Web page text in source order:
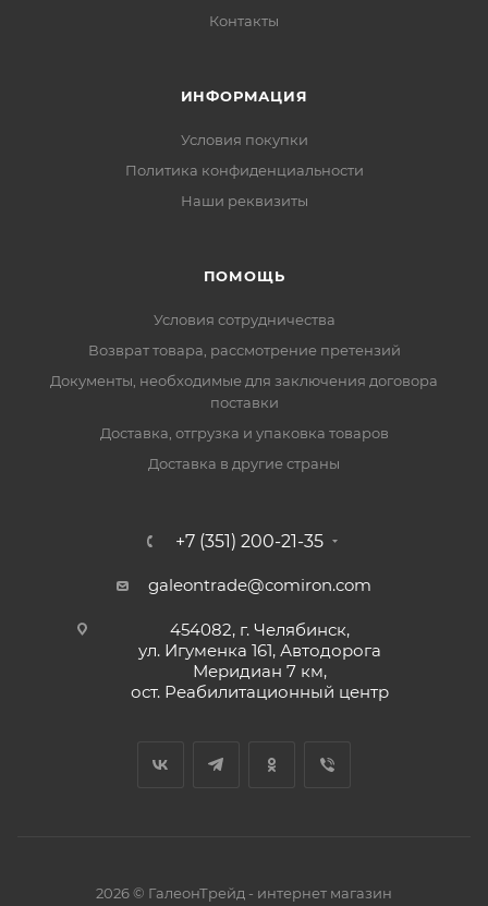
Контакты
ИНФОРМАЦИЯ
Условия покупки
Политика конфиденциальности
Наши реквизиты
ПОМОЩЬ
Условия сотрудничества
Возврат товара, рассмотрение претензий
Документы, необходимые для заключения договора
поставки
Доставка, отгрузка и упаковка товаров
Доставка в другие страны
+7 (351) 200-21-35
galeontrade@comiron.com
454082, г. Челябинск,
ул. Игуменка 161, Автодорога
Меридиан 7 км,
ост. Реабилитационный центр
2026 © ГалеонТрейд - интернет магазин